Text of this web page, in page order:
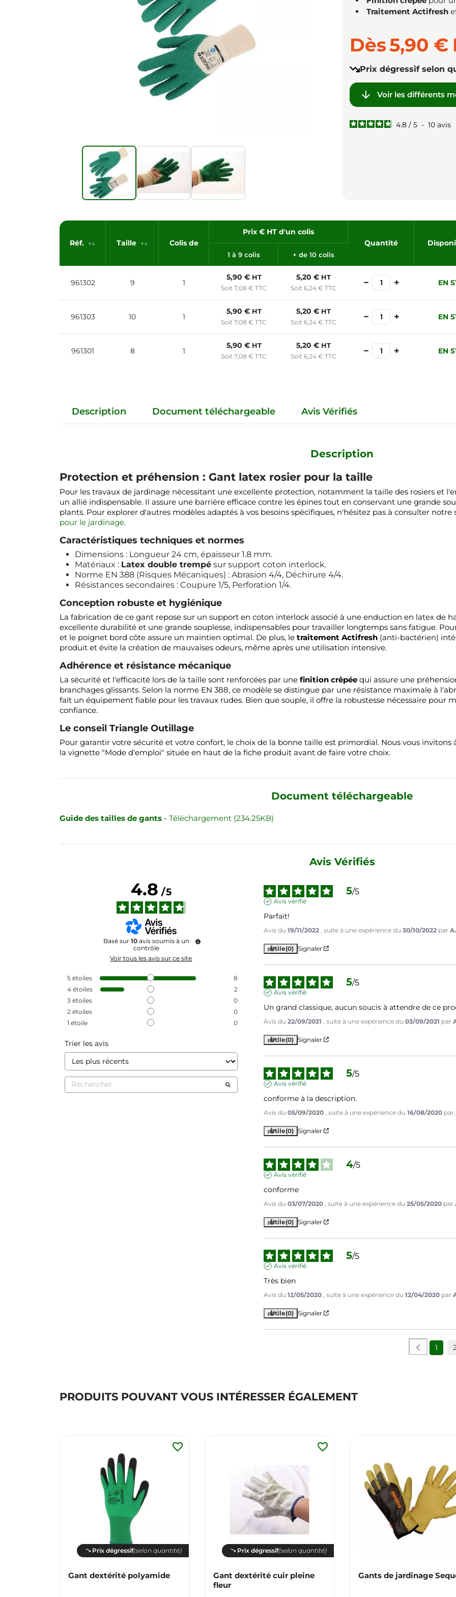
Traitement Actifresh
Dès5,90 €
Prix dégressif selon
 Voir les différents
4.8 / 5 - 10 avis
Réf. Taille Colis de
Prix € HT d'un colis
Quantité
1 à 9 colis + de 10 colis
961302 9 1
5,90 € HT
Soit 7,08 € TTC
5,20 € HT
Soit 6,24 € TTC − + EN
961303 10 1
5,90 € HT
Soit 7,08 € TTC
5,20 € HT
Soit 6,24 € TTC − + EN
961301 8 1
5,90 € HT
Soit 7,08 € TTC
5,20 € HT
Soit 6,24 € TTC − + EN
Description Document téléchargeable Avis Vérifiés
Description
Protection et préhension : Gant latex rosier pour la taille
Pour les travaux de jardinage nécessitant une excellente protection, notamment la taille des rosiers et
un allié indispensable. Il assure une barrière efficace contre les épines tout en conservant une grande
plants. Pour explorer d'autres modèles adaptés à vos besoins spécifiques, n'hésitez pas à consulter
pour le jardinage.
Caractéristiques techniques et normes
Dimensions : Longueur 24 cm, épaisseur 1.8 mm.
Matériaux : Latex double trempé sur support coton interlock.
Norme EN 388 (Risques Mécaniques) : Abrasion 4/4, Déchirure 4/4.
Résistances secondaires : Coupure 1/5, Perforation 1/4.
Conception robuste et hygiénique
La fabrication de ce gant repose sur un support en coton interlock associé à une enduction en latex de
excellente durabilité et une grande souplesse, indispensables pour travailler longtemps sans fatigue.
et le poignet bord côte assure un maintien optimal. De plus, le traitement Actifresh (anti-bactérien)
produit et évite la création de mauvaises odeurs, même après une utilisation intensive.
Adhérence et résistance mécanique
La sécurité et l'efficacité lors de la taille sont renforcées par une finition crêpée qui assure une
branchages glissants. Selon la norme EN 388, ce modèle se distingue par une résistance maximale à
fait un équipement fiable pour les travaux rudes. Bien que souple, il offre la robustesse nécessaire pour
confiance.
Le conseil Triangle Outillage
Pour garantir votre sécurité et votre confort, le choix de la bonne taille est primordial. Nous vous
la vignette "Mode d'emploi" située en haut de la fiche produit avant de faire votre choix.
Document téléchargeable
Guide des tailles de gants - Téléchargement (234.25KB)
Avis Vérifiés
4.8/5
Basé sur10 avis soumis à un
contrôle
Voir tous les avis sur ce site
5 étoiles
8
4 étoiles
2
3 étoiles
0
2 étoiles
0
1 étoile 0
Trier les avis
5/5
Avis vérifié
Parfait!
Avis du 19/11/2022 , suite à une expérience du 30/10/2022 par
Utile(0) Signaler
5/5
Avis vérifié
Un grand classique, aucun soucis à attendre de ce
Avis du 22/09/2021 , suite à une expérience du 03/09/2021 par
Utile(0) Signaler
5/5
Avis vérifié
conforme à la description.
Avis du 05/09/2020 , suite à une expérience du 16/08/2020 par
Utile(0) Signaler
4/5
Avis vérifié
conforme
Avis du 03/07/2020 , suite à une expérience du 25/05/2020 par
Utile(0) Signaler
5/5
Avis vérifié
Très bien
Avis du 12/05/2020 , suite à une expérience du 12/04/2020 par
Utile(0) Signaler
1
PRODUITS POUVANT VOUS INTÉRESSER ÉGALEMENT
Prix dégressif(selon quantité)
Gant dextérité polyamide
favorite_border
Prix dégressif(selon quantité)
Gant dextérité cuir pleine
fleur
favorite_border
Gants de jardinage